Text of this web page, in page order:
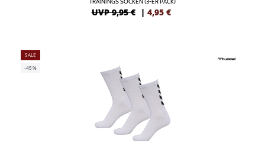
UVP 9,95 € | 4,95 €
SALE
-45%